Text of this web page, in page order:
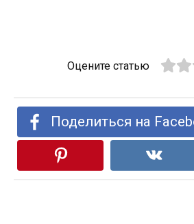
Оцените статью
Поделиться на